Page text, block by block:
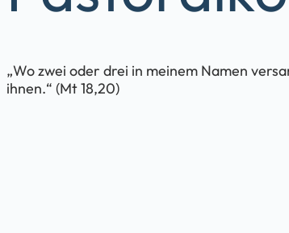
„Wo zwei oder drei in meinem Namen
ihnen.“ (Mt 18,20)